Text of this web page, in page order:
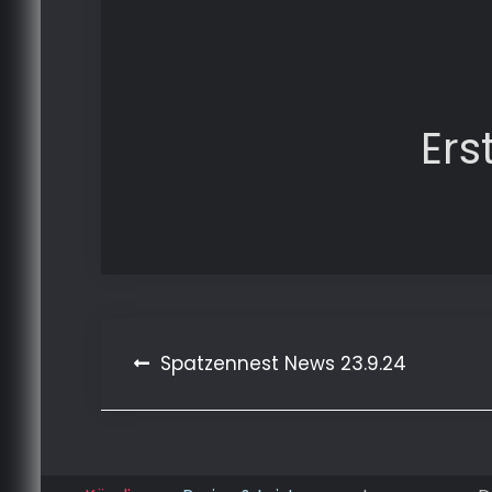
Beitragsnavigation
Spatzennest News 23.9.24